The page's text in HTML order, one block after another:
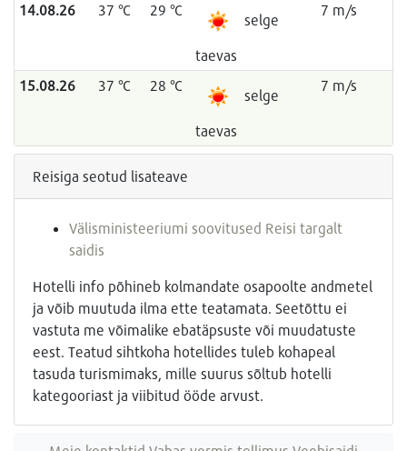
14.08.26 37 °C 29 °C
selge
taevas
7 m/s
15.08.26 37 °C 28 °C
selge
taevas
7 m/s
Reisiga seotud lisateave
Välisministeeriumi soovitused Reisi targalt
saidis
Hotelli info põhineb kolmandate osapoolte andmetel
ja võib muutuda ilma ette teatamata. Seetõttu ei
vastuta me võimalike ebatäpsuste või muudatuste
eest. Teatud sihtkoha hotellides tuleb kohapeal
tasuda turismimaks, mille suurus sõltub hotelli
kategooriast ja viibitud ööde arvust.